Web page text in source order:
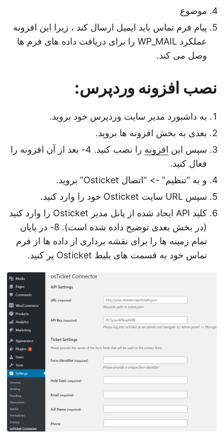
موضوع
پیام فرم تماس باید ایمیل ارسال کند ، زیرا این افزونه
عملکرد WP_MAIL را برای دریافت داده های فرم ها
وصل می کند.
نصب افزونه وردپرس:
به داشبورد مدیر سایت وردپرس خود بروید.
بعدی به بخش افزونه ها بروید.
سپس اینافزونه
را نصب کنید. 4- بعد از آن افزونه را
فعال کنید.
و به “تنظیم” -> “اتصال Osticket” بروید.
سپس URL سایت Osticket خود را وارد کنید.
کلید API ایجاد شده از پانل مدیر Osticket را وارد کنید
(در بخش بعدی توضیح داده شده است). 8- در پایان
تمام زمینه ها را برای نقشه برداری از داده ها از فرم
تماس خود به قسمت های بلیط Osticket پر کنید.